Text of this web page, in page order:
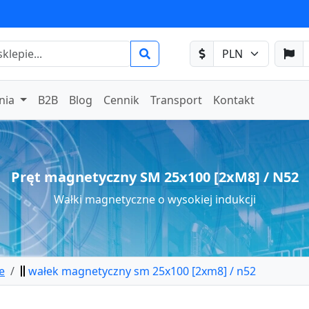
B2B Blog Cennik Transport Kontakt
Pręt magnetyczny SM 25x100 [2xM8] / N52
Wałki magnetyczne o wysokiej indukcji
wałek magnetyczny sm 25x100 [2xm8] / n52